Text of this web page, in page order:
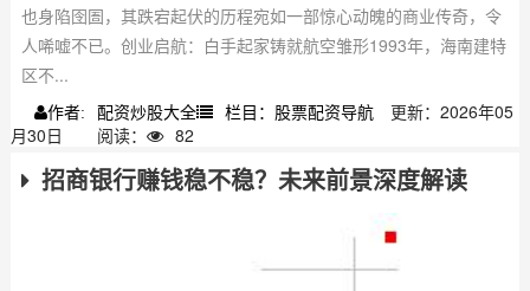
也身陷囹圄，其跌宕起伏的历程宛如一部惊心动魄的商业传奇，令
人唏嘘不已。创业启航：白手起家铸就航空雏形1993年，海南建特
区不...
作者: 配资炒股大全 栏目：股票配资导航
更新：2026年05
月30日
阅读： 82
招商银行赚钱稳不稳？未来前景深度解读